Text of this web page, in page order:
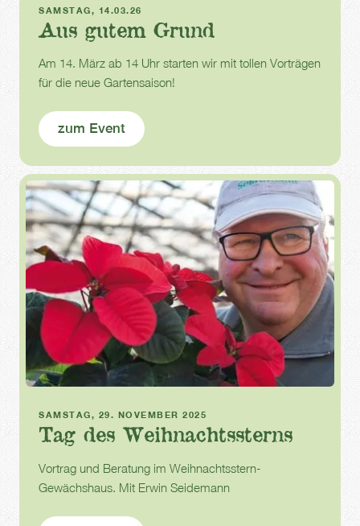
SAMSTAG, 14.03.26
Aus gutem Grund
Am 14. März ab 14 Uhr starten wir mit tollen Vorträgen
für die neue Gartensaison!
zum Event
SAMSTAG, 29. NOVEMBER 2025
Tag des Weihnachtssterns
Vortrag und Beratung im Weihnachtsstern-
Gewächshaus. Mit Erwin Seidemann